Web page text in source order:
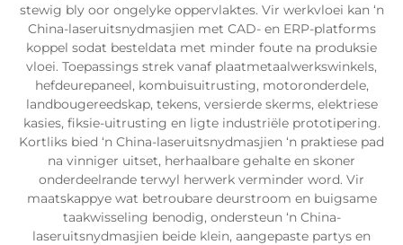
stewig bly oor ongelyke oppervlaktes. Vir werkvloei kan ‘n
China-laseruitsnydmasjien met CAD- en ERP-platforms
koppel sodat besteldata met minder foute na produksie
vloei. Toepassings strek vanaf plaatmetaalwerkswinkels,
hefdeurepaneel, kombuisuitrusting, motoronderdele,
landbougereedskap, tekens, versierde skerms, elektriese
kasies, fiksie-uitrusting en ligte industriële prototipering.
Kortliks bied ‘n China-laseruitsnydmasjien ‘n praktiese pad
na vinniger uitset, herhaalbare gehalte en skoner
onderdeelrande terwyl herwerk verminder word. Vir
maatskappye wat betroubare deurstroom en buigsame
taakwisseling benodig, ondersteun ‘n China-
laseruitsnydmasjien beide klein, aangepaste partys en